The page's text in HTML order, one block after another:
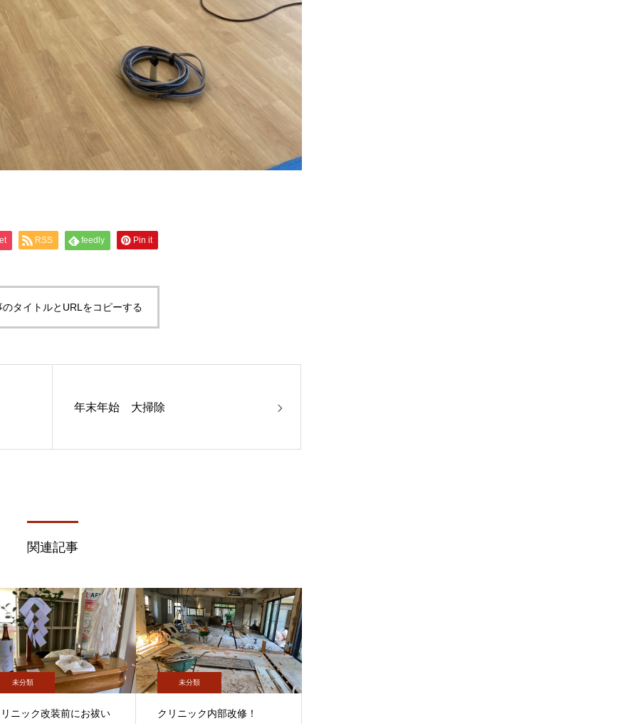
RSS feedly Pin it
のタイトルとURLをコピーする
年末年始 大掃除
関連記事
未分類
ニック改装前にお祓い
未分類
クリニック内部改修！